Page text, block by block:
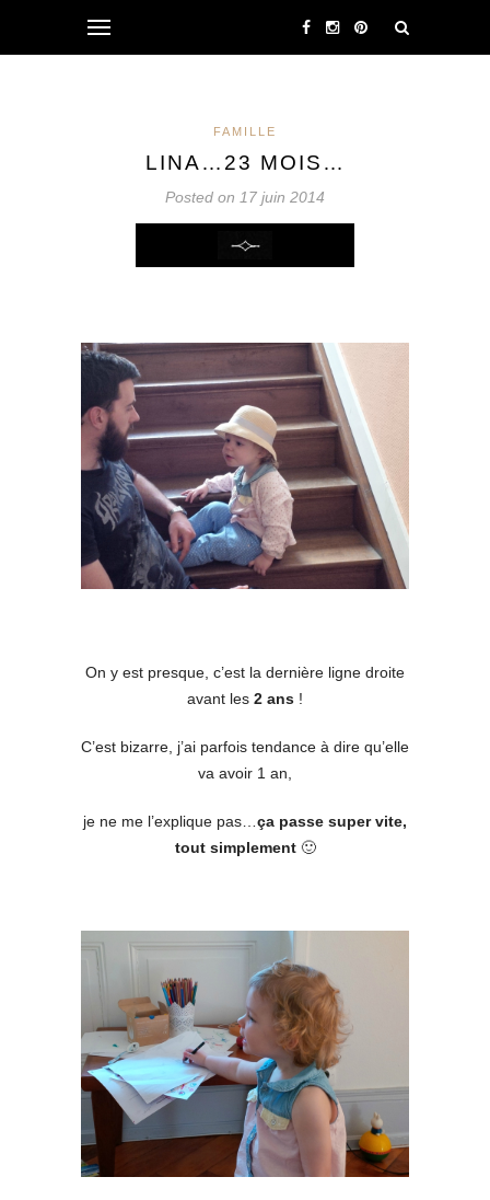
FAMILLE
LINA…23 MOIS…
Posted on 17 juin 2014
On y est presque, c’est la dernière ligne droite
avant les 2 ans !
C’est bizarre, j’ai parfois tendance à dire qu’elle
va avoir 1 an,
je ne me l’explique pas… ça passe super vite,
tout simplement🙂